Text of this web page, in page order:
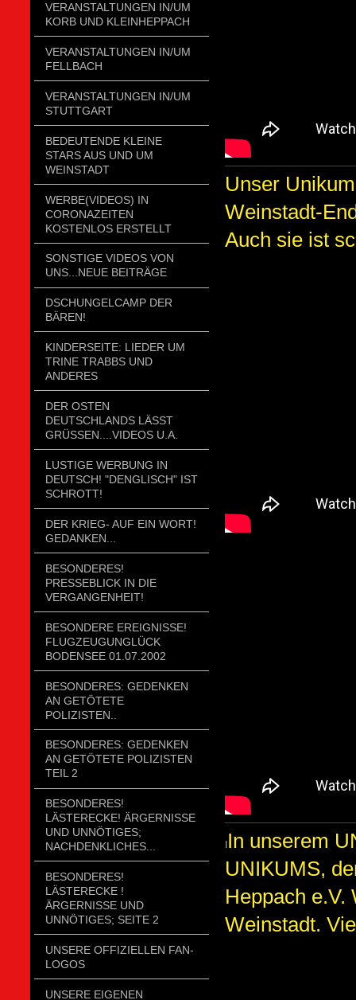
VERANSTALTUNGEN IN/UM
KORB UND KLEINHEPPACH
VERANSTALTUNGEN IN/UM
FELLBACH
VERANSTALTUNGEN IN/UM
STUTTGART
BEDEUTENDE KLEINE
STARS AUS UND UM
WEINSTADT
WERBE(VIDEOS) IN
CORONAZEITEN
KOSTENLOS ERSTELLT
SONSTIGE VIDEOS VON
UNS...NEUE BEITRÄGE
DSCHUNGELCAMP DER
BÄREN!
KINDERSEITE: LIEDER UM
TRINE TRABBS UND
ANDERES
DER OSTEN
DEUTSCHLANDS LÄSST
GRÜSSEN....VIDEOS U.A.
LUSTIGE WERBUNG IN
DEUTSCH! "DENGLISCH" IST
SCHROTT!
DER KRIEG- AUF EIN WORT!
GEDANKEN...
BESONDERES!
PRESSEBLICK IN DIE
VERGANGENHEIT!
BESONDERE EREIGNISSE!
FLUGZEUGUNGLÜCK
BODENSEE 01.07.2002
BESONDERES: GEDENKEN
AN GETÖTETE
POLIZISTEN..
BESONDERES: GEDENKEN
AN GETÖTETE POLIZISTEN
TEIL 2
BESONDERES!
LÄSTERECKE! ÄRGERNISSE
UND UNNÖTIGES;
NACHDENKLICHES...
BESONDERES!
LÄSTERECKE !
ÄRGERNISSE UND
UNNÖTIGES; SEITE 2
UNSERE OFFIZIELLEN FAN-
LOGOS
UNSERE EIGENEN
Unser
Weinstadt-
Auch sie ist
In unserem
UNIKUMS,
Heppach e.V.
Weinstadt.